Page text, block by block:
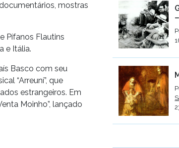
mostras
Pífanos Flautins
e Itália.
Basco com seu
“Arreuní”, que
estrangeiros. Em
Moinho”, lançado